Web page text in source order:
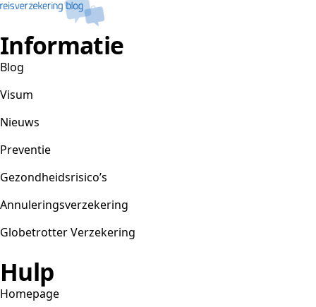
Informatie
Blog
Visum
Nieuws
Preventie
Gezondheidsrisico’s
Annuleringsverzekering
Globetrotter Verzekering
Hulp
Homepage